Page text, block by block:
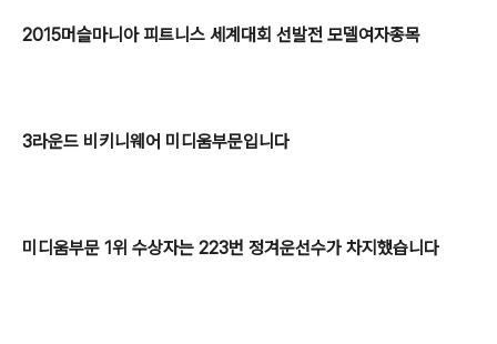
2015머슬마니아 피트니스 세계대회 선발전 모델여자종목
3라운드 비키니웨어 미디움부문입니다
미디움부문 1위 수상자는 223번 정겨운선수가 차지했습니다